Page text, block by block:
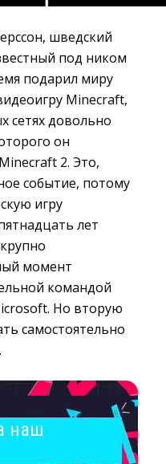
шведский
под ником
подарил миру
Minecraft,
сетях довольно
он
2. Это,
событие, потому
игру
лет
момент
командой
Но вторую
самостоятельно
наш